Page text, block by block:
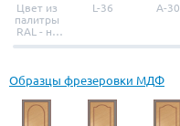
Цвет из
палитры
RAL - на
выбор
L-36 A-30
Образцы фрезеровки МДФ